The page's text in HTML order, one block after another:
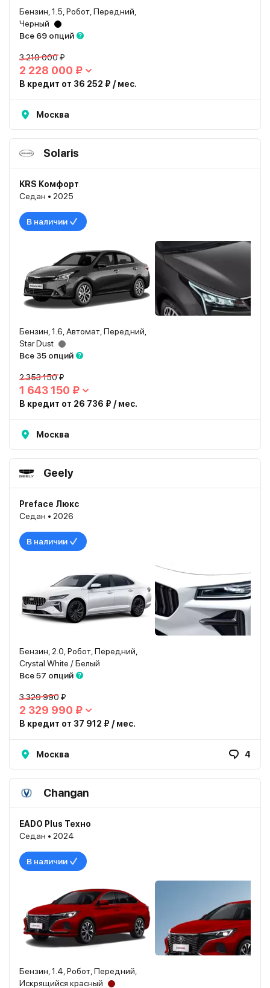
Бензин, 1.5, Робот, Передний,
Черный
Все 69 опций
3 219 000 ₽
2 228 000 ₽
В кредит от 36 252 ₽ / мес.
Москва
Solaris
KRS Комфорт
Седан • 2025
В наличии
Бензин, 1.6, Автомат, Передний,
Star Dust
Все 35 опций
2 353 150 ₽
1 643 150 ₽
В кредит от 26 736 ₽ / мес.
Москва
Geely
Preface Люкс
Седан • 2026
В наличии
Бензин, 2.0, Робот, Передний,
Crystal White / Белый
Все 57 опций
3 329 990 ₽
2 329 990 ₽
В кредит от 37 912 ₽ / мес.
Москва 4
Changan
EADO Plus Техно
Седан • 2024
В наличии
Бензин, 1.4, Робот, Передний,
Искрящийся красный